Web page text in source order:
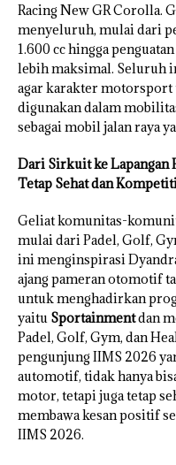
Racing New GR Corolla.
menyeluruh, mulai dari
1.600 cc hingga
lebih maksimal. Seluruh
agar karakter motorsport
digunakan dalam
sebagai mobil jalan raya
Dari Sirkuit ke Lapangan
Tetap Sehat dan
Geliat komunitas-
mulai dari Padel, Golf,
ini menginspirasi
ajang pameran otomotif
untuk menghadirkan
yaitu Sportainmentdan
Padel, Golf, Gym, dan
pengunjung IIMS 2026
automotif, tidak hanya
motor, tetapi juga tetap
membawa kesan positif
IIMS 2026.